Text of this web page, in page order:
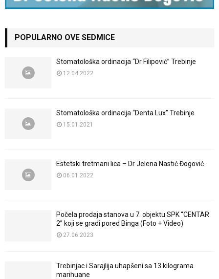
POPULARNO OVE SEDMICE
Stomatološka ordinacija “Dr Filipović” Trebinje
12.04.2022
Stomatološka ordinacija “Denta Lux” Trebinje
15.01.2021
Estetski tretmani lica – Dr Jelena Nastić Đogović
06.01.2022
Počela prodaja stanova u 7. objektu SPK “CENTAR
2” koji se gradi pored Binga (Foto + Video)
27.06.2023
Trebinjac i Sarajlija uhapšeni sa 13 kilograma
marihuane